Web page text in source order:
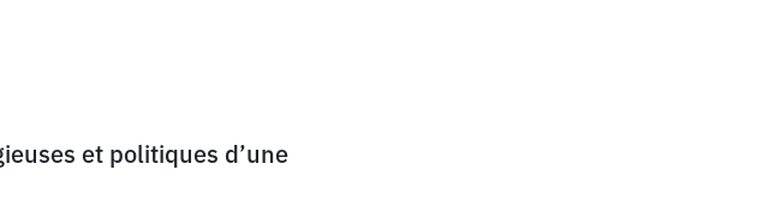
et politiques d’une